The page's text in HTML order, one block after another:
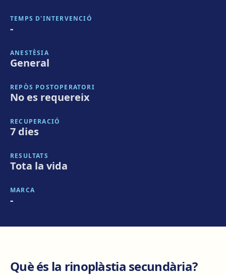
TEMPS D'INTERVENCIÓ
-
ANESTÈSIA
General
REPÒS POSTOPERATORI
No es requereix
RECUPERACIÓ
7 dies
RESULTATS
Tota la vida
MARCA
-
Què és la rinoplàstia secundària?